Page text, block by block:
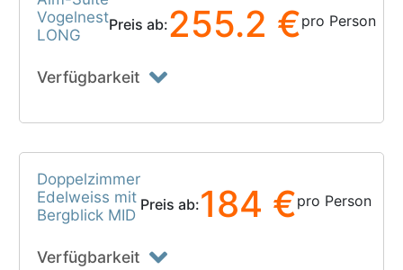
Vogelnest
LONG
Preis ab:255.2 €pro Person
Verfügbarkeit
Doppelzimmer
Edelweiss mit
Bergblick MID
Preis ab:184 €pro Person
Verfügbarkeit